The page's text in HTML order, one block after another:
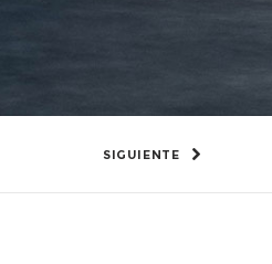
SIGUIENTE